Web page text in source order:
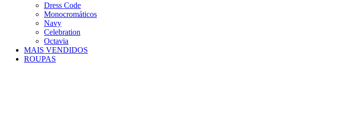
Dress Code
Monocromáticos
Navy
Celebration
Octavia
MAIS VENDIDOS
ROUPAS